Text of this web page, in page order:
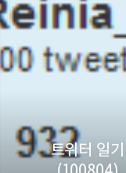
트위터 일기